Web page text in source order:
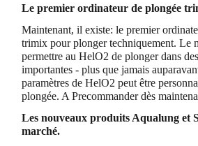
Le premier ordinateur de plongée
Maintenant, il existe: le premier
trimix pour plonger techniquement. Le
permettre au HelO2 de plonger dans
importantes - plus que jamais
paramètres de HelO2 peut être
plongée. A Precommander dès
Les nouveaux produits Aqualung et
marché.